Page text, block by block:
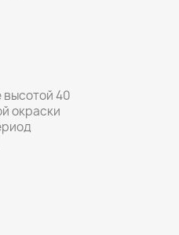
40
окраски